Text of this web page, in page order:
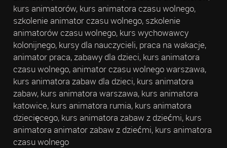
kurs animatorów, kurs animatora czasu wolnego,
szkolenie animator czasu wolnego, szkolenie
animatorów czasu wolnego, kurs wychowawcy
kolonijnego, kursy dla nauczycieli, praca na wakacje,
animator praca, zabawy dla dzieci, kurs animatora
czasu wolnego, animator czasu wolnego warszawa,
kurs animatora zabaw dla dzieci, kurs animatora
zabaw, kurs animatora warszawa, kurs animatora
katowice, kurs animatora rumia, kurs animatora
dziecięcego, kurs animatora zabaw z dziećmi, kurs
animatora animator zabaw z dziećmi, kurs animatora
czasu wolnego